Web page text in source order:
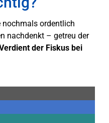
nochmals ordentlich
nachdenkt – getreu der
der Fiskus bei